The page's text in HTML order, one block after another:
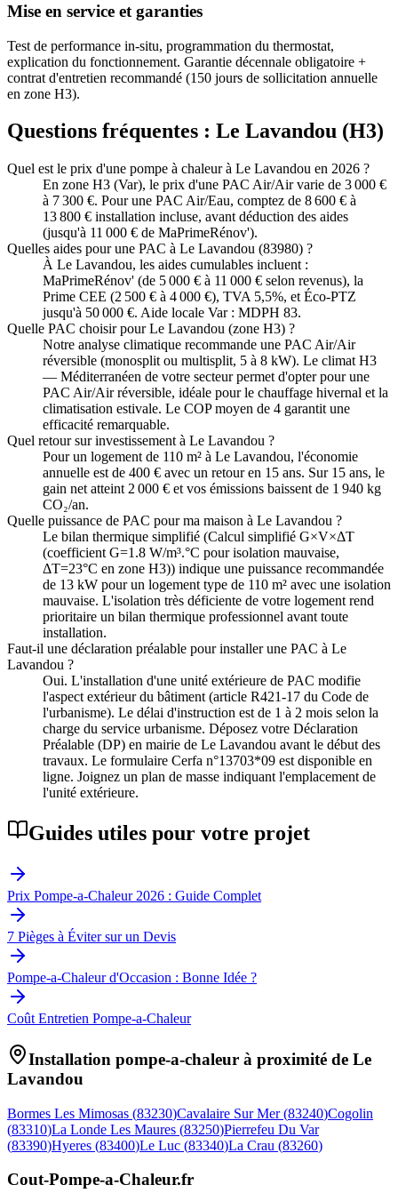
Mise en service et garanties
Test de performance in-situ, programmation du thermostat,
explication du fonctionnement. Garantie décennale obligatoire +
contrat d'entretien recommandé (150 jours de sollicitation annuelle
en zone H3).
Questions fréquentes : Le Lavandou (H3)
Quel est le prix d'une pompe à chaleur à Le Lavandou en 2026 ?
En zone H3 (Var), le prix d'une PAC Air/Air varie de 3 000 €
à 7 300 €. Pour une PAC Air/Eau, comptez de 8 600 € à
13 800 € installation incluse, avant déduction des aides
(jusqu'à 11 000 € de MaPrimeRénov').
Quelles aides pour une PAC à Le Lavandou (83980) ?
À Le Lavandou, les aides cumulables incluent :
MaPrimeRénov' (de 5 000 € à 11 000 € selon revenus), la
Prime CEE (2 500 € à 4 000 €), TVA 5,5%, et Éco-PTZ
jusqu'à 50 000 €. Aide locale Var : MDPH 83.
Quelle PAC choisir pour Le Lavandou (zone H3) ?
Notre analyse climatique recommande une PAC Air/Air
réversible (monosplit ou multisplit, 5 à 8 kW). Le climat H3
— Méditerranéen de votre secteur permet d'opter pour une
PAC Air/Air réversible, idéale pour le chauffage hivernal et la
climatisation estivale. Le COP moyen de 4 garantit une
efficacité remarquable.
Quel retour sur investissement à Le Lavandou ?
Pour un logement de 110 m² à Le Lavandou, l'économie
annuelle est de 400 € avec un retour en 15 ans. Sur 15 ans, le
gain net atteint 2 000 € et vos émissions baissent de 1 940 kg
CO₂/an.
Quelle puissance de PAC pour ma maison à Le Lavandou ?
Le bilan thermique simplifié (Calcul simplifié G×V×ΔT
(coefficient G=1.8 W/m³.°C pour isolation mauvaise,
ΔT=23°C en zone H3)) indique une puissance recommandée
de 13 kW pour un logement type de 110 m² avec une isolation
mauvaise. L'isolation très déficiente de votre logement rend
prioritaire un bilan thermique professionnel avant toute
installation.
Faut-il une déclaration préalable pour installer une PAC à Le
Lavandou ?
Oui. L'installation d'une unité extérieure de PAC modifie
l'aspect extérieur du bâtiment (article R421-17 du Code de
l'urbanisme). Le délai d'instruction est de 1 à 2 mois selon la
charge du service urbanisme. Déposez votre Déclaration
Préalable (DP) en mairie de Le Lavandou avant le début des
travaux. Le formulaire Cerfa n°13703*09 est disponible en
ligne. Joignez un plan de masse indiquant l'emplacement de
l'unité extérieure.
Guides utiles pour votre projet
Prix Pompe-a-Chaleur 2026 : Guide Complet
7 Pièges à Éviter sur un Devis
Pompe-a-Chaleur d'Occasion : Bonne Idée ?
Coût Entretien Pompe-a-Chaleur
Installation pompe-a-chaleur à proximité de Le
Lavandou
Bormes Les Mimosas (83230)Cavalaire Sur Mer (83240)Cogolin
(83310)La Londe Les Maures (83250)Pierrefeu Du Var
(83390)Hyeres (83400)Le Luc (83340)La Crau (83260)
Cout-Pompe-a-Chaleur.fr